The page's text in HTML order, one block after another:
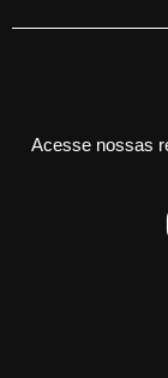
Acesse nossas